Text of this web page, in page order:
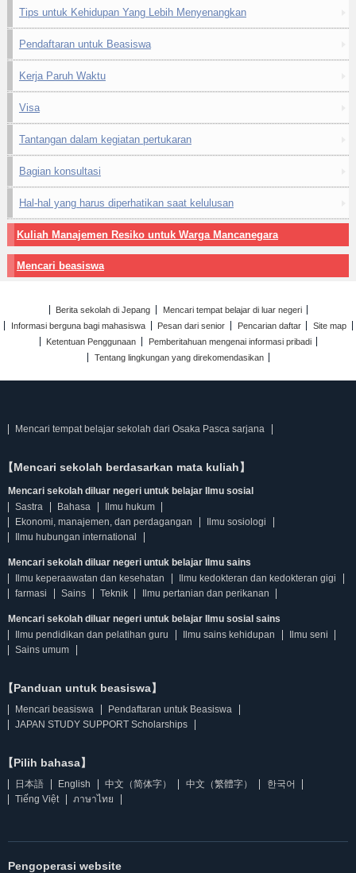
Tips untuk Kehidupan Yang Lebih Menyenangkan
Pendaftaran untuk Beasiswa
Kerja Paruh Waktu
Visa
Tantangan dalam kegiatan pertukaran
Bagian konsultasi
Hal-hal yang harus diperhatikan saat kelulusan
Kuliah Manajemen Resiko untuk Warga Mancanegara
Mencari beasiswa
Berita sekolah di Jepang
Mencari tempat belajar di luar negeri
Informasi berguna bagi mahasiswa
Pesan dari senior Pencarian daftar
Site map
Ketentuan Penggunaan
Pemberitahuan mengenai informasi pribadi
Tentang lingkungan yang direkomendasikan
Mencari tempat belajar sekolah dari Osaka Pasca sarjana
【Mencari sekolah berdasarkan mata kuliah】
Mencari sekolah diluar negeri untuk belajar Ilmu sosial
Sastra
Bahasa
Ilmu hukum
Ekonomi, manajemen, dan perdagangan
Ilmu sosiologi
Ilmu hubungan international
Mencari sekolah diluar negeri untuk belajar Ilmu sains
Ilmu keperaawatan dan kesehatan
Ilmu kedokteran dan kedokteran gigi
farmasi
Sains Teknik Ilmu pertanian dan perikanan
Mencari sekolah diluar negeri untuk belajar Ilmu sosial sains
Ilmu pendidikan dan pelatihan guru
Ilmu sains kehidupan
Ilmu seni
Sains umum
【Panduan untuk beasiswa】
Mencari beasiswa
Pendaftaran untuk Beasiswa
JAPAN STUDY SUPPORT Scholarships
【Pilih bahasa】
日本語 English 中文（简体字） 中文（繁體字）
한국어
Tiếng Việt
ภาษาไทย
Pengoperasi website